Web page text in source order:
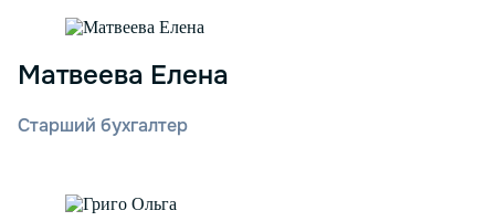
Матвеева Елена
Старший бухгалтер